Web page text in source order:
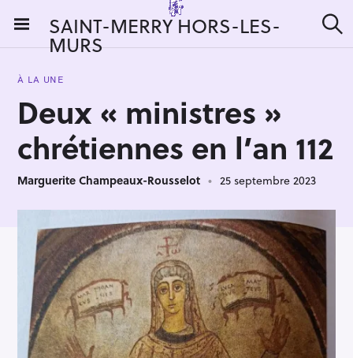
i
SAINT-MERRY HORS-LES-
MURS e
r
À LA UNE
Deux « ministres »
chrétiennes en l’an 112
Marguerite Champeaux-Rousselot 25 septembre 2023